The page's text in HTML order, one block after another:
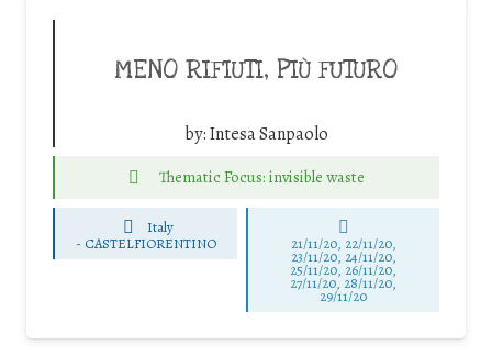
MENO RIFIUTI, PIÙ FUTURO
by:Intesa Sanpaolo
Thematic Focus: invisible waste
Italy
- CASTELFIORENTINO 21/11/20, 22/11/20,
23/11/20, 24/11/20,
25/11/20, 26/11/20,
27/11/20, 28/11/20,
29/11/20